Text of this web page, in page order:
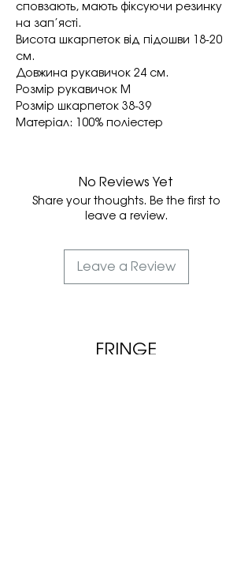
сповзають, мають фіксуючи резинку
на зап’ясті.
Висота шкарпеток від підошви 18-20
см.
Довжина рукавичок 24 см.
Розмір рукавичок М
Розмір шкарпеток 38-39
Матеріал: 100% поліестер
No Reviews Yet
Share your thoughts. Be the first to
leave a review.
Leave a Review
FRINGE